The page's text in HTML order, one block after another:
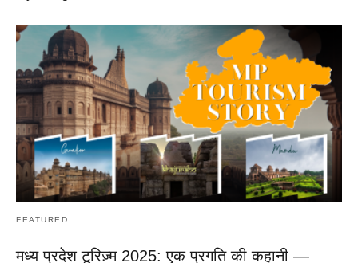
FEATURED
मध्य प्रदेश टूरिज़्म 2025: एक प्रगति की कहानी —